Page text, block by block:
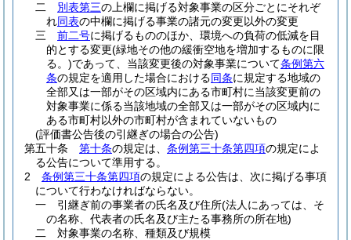
二
別表第三の上欄に掲げる対象事業の区分ごとにそれぞ
れ同表の中欄に掲げる事業の諸元の変更以外の変更
三
前二号に掲げるもののほか、環境への負荷の低減を目
的とする変更(緑地その他の緩衝空地を増加するものに限
る。)であって、当該変更後の対象事業について条例第六
条の規定を適用した場合における同条に規定する地域の
全部又は一部がその区域内にある市町村に当該変更前の
対象事業に係る当該地域の全部又は一部がその区域内に
ある市町村以外の市町村が含まれていないもの
(評価書公告後の引継ぎの場合の公告)
第五十条
第十条の規定は、 条例第三十条第四項の規定によ
る公告について準用する。
2
条例第三十条第四項の規定による公告は、次に掲げる事項
について行わなければならない。
一
引継ぎ前の事業者の氏名及び住所(法人にあっては、そ
の名称、代表者の氏名及び主たる事務所の所在地)
二
対象事業の名称、種類及び規模